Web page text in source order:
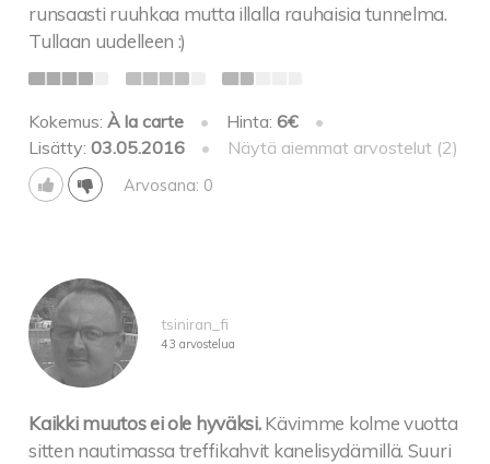
runsaasti ruuhkaa mutta illalla rauhaisia tunnelma.
Tullaan uudelleen :)
Kokemus:À la carte • Hinta: 6€
•
Lisätty:03.05.2016 • Näytä aiemmat arvostelut (2)
Arvosana: 0
tsiniran_fi
43 arvostelua
Kaikki muutos ei ole hyväksi. Kävimme kolme vuotta
sitten nautimassa treffikahvit kanelisydämillä. Suuri